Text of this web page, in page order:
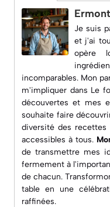
Ermont
Je suis
et j'ai
opère
incomparables. Mon
m'impliquer dans Le
découvertes et mes
souhaite faire
diversité des recettes
accessibles à tous.
de transmettre mes
fermement à
de chacun.
table en une
raffinées.